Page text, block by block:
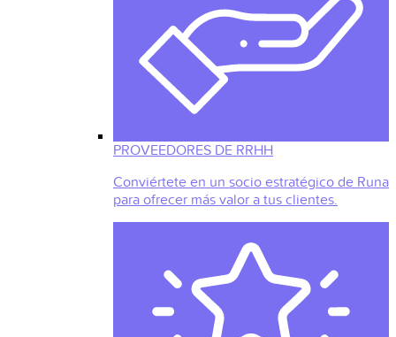
PROVEEDORES DE RRHH
Conviértete en un socio estratégico de Runa
para ofrecer más valor a tus clientes.